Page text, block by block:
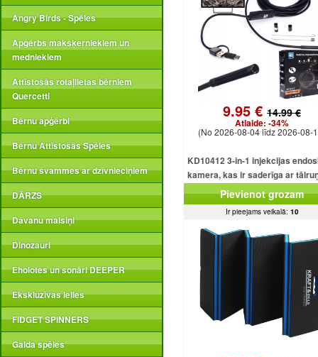
Angry Birds - Spēles
Apģērbs makšķerniekiem un
medniekiem
Attīstošās rotaļlietas bērniem
Quercetti
Bērnu apģērbi
Bērnu Attīstošās Spēles
Bērnu švammes ar dzīvnieciņiem
DĀRZS
Dāvanu maisiņi
Dinozauri
Eholotes un sonāri DEEPER
Ekskluzīvas lelles
FIDGET SPINNERS
Galda spēles
9.95 € 14.99 €
Atlaide: -34%
(No 2026-08-04 līdz 2026-08-
KD10412 3-in-1 injekcijas
kamera, kas ir saderīga ar
USB, Android, iOS, Windows
Pievienot grozam
Ir pieejams veikalā: 10